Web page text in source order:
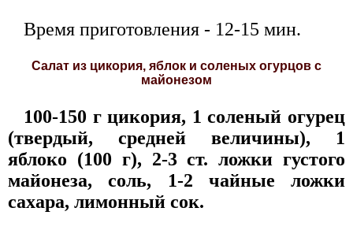
Время приготовления - 12-15 мин.
Салат из цикория, яблок и соленых огурцов с
майонезом
100-150 г цикория, 1 соленый огурец
(твердый, средней величины), 1
яблоко (100 г), 2-3 ст. ложки густого
майонеза, соль, 1-2 чайные ложки
сахара, лимонный сок.